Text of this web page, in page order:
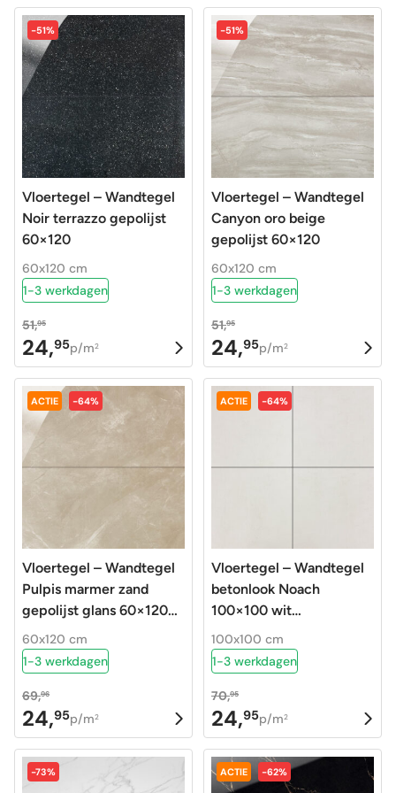
was:
51,95.
is:
24,95.
was:
51,95.
is:
24,95.
-51%
Vloertegel – Wandtegel
Noir terrazzo gepolijst
60×120
60x120 cm
1-3 werkdagen
51,95
Oorspronkelijke
prijs
was:
51,95.
24,95
Huidige
prijs
is:
24,95.
p/m2
-51%
Vloertegel – Wandtegel
Canyon oro beige
gepolijst 60×120
60x120 cm
1-3 werkdagen
51,95
Oorspronkelijke
prijs
was:
51,95.
24,95
Huidige
prijs
is:
24,95.
p/m2
ACTIE -64%
Vloertegel – Wandtegel
Pulpis marmer zand
gepolijst glans 60×120
gerectificeerd
60x120 cm
1-3 werkdagen
69,96
Oorspronkelijke
prijs
was:
69,96.
24,95
Huidige
prijs
is:
24,95.
p/m2
ACTIE -64%
Vloertegel – Wandtegel
betonlook Noach
100×100 wit
gerectificeerd R9
100x100 cm
1-3 werkdagen
70,95
Oorspronkelijke
prijs
was:
70,95.
24,95
Huidige
prijs
is:
24,95.
p/m2
-73% ACTIE -62%